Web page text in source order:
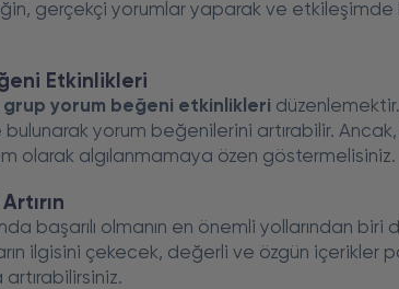
gerçekçi yorumlar yaparak ve
Etkinlikleri
grup yorum beğeni etkinlikleri
yorum beğenilerini artırabilir. Ancak,
olarak algılanmamaya özen göstermelisiniz.
başarılı olmanın en önemli yollarından biri
ilgisini çekecek, değerli ve özgün
artırabilirsiniz.